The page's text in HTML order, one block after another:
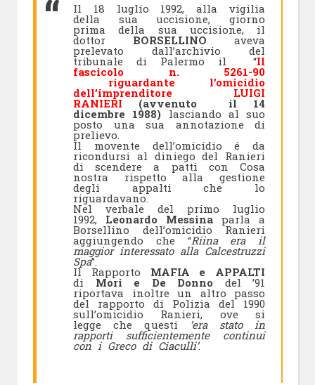
Il 18 luglio 1992, alla vigilia
della sua uccisione, giorno
prima della sua uccisione, il
dottor BORSELLINO aveva
prelevato dall’archivio del
tribunale di Palermo il “Il
fascicolo n. 5261-90
riguardante l’omicidio
dell’imprenditore LUIGI
RANIERI (avvenuto il 14
dicembre 1988) lasciando al suo
posto una sua annotazione di
prelievo.
Il movente dell’omicidio é da
ricondursi al diniego del Ranieri
di scendere a patti con Cosa
nostra rispetto alla gestione
degli appalti che lo
riguardavano.
Nel verbale del primo luglio
1992, Leonardo Messina parla a
Borsellino dell’omicidio Ranieri
aggiungendo che “Riina era il
maggior interessato alla Calcestruzzi
Spa”.
Il Rapporto MAFIA e APPALTI
di Mori e De Donno del ’91
riportava inoltre un altro passo
del rapporto di Polizia del 1990
sull’omicidio Ranieri, ove si
legge che questi ‘era stato in
rapporti sufficientemente continui
con i Greco di Ciaculli’.